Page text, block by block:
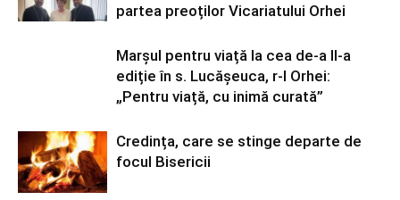
partea preoților Vicariatului Orhei
Marșul pentru viață la cea de-a II-a
ediție în s. Lucășeuca, r-l Orhei:
„Pentru viață, cu inimă curată”
Credința, care se stinge departe de
focul Bisericii